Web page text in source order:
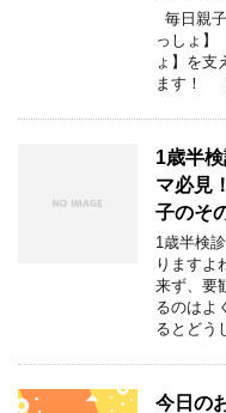
毎日親
っしょ
ょ】を支
ます！
1歳半
マ必見
子のそ
1歳半検
りますよ
来ず、要
るのはよ
るとどう
今日の